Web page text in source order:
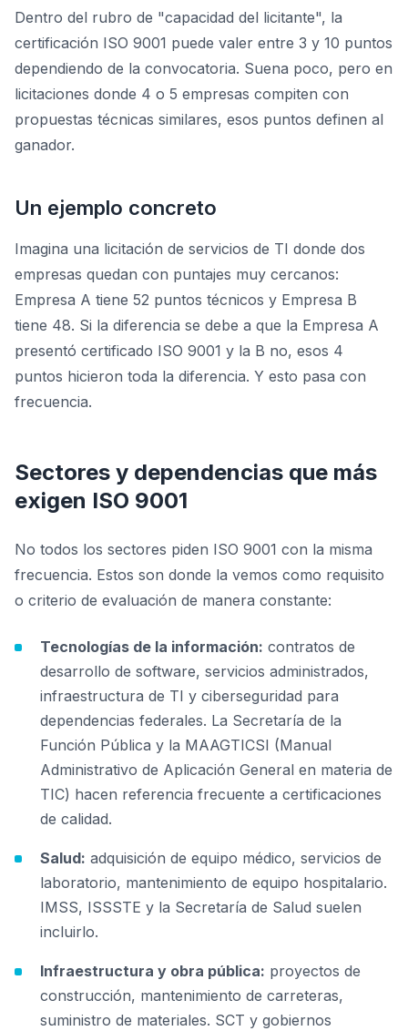
Dentro del rubro de "capacidad del licitante", la
certificación ISO 9001 puede valer entre 3 y 10 puntos
dependiendo de la convocatoria. Suena poco, pero en
licitaciones donde 4 o 5 empresas compiten con
propuestas técnicas similares, esos puntos definen al
ganador.
Un ejemplo concreto
Imagina una licitación de servicios de TI donde dos
empresas quedan con puntajes muy cercanos:
Empresa A tiene 52 puntos técnicos y Empresa B
tiene 48. Si la diferencia se debe a que la Empresa A
presentó certificado ISO 9001 y la B no, esos 4
puntos hicieron toda la diferencia. Y esto pasa con
frecuencia.
Sectores y dependencias que más
exigen ISO 9001
No todos los sectores piden ISO 9001 con la misma
frecuencia. Estos son donde la vemos como requisito
o criterio de evaluación de manera constante:
Tecnologías de la información: contratos de
desarrollo de software, servicios administrados,
infraestructura de TI y ciberseguridad para
dependencias federales. La Secretaría de la
Función Pública y la MAAGTICSI (Manual
Administrativo de Aplicación General en materia de
TIC) hacen referencia frecuente a certificaciones
de calidad.
Salud: adquisición de equipo médico, servicios de
laboratorio, mantenimiento de equipo hospitalario.
IMSS, ISSSTE y la Secretaría de Salud suelen
incluirlo.
Infraestructura y obra pública: proyectos de
construcción, mantenimiento de carreteras,
suministro de materiales. SCT y gobiernos